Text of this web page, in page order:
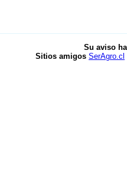
Su aviso
Sitios amigos SerAgro.cl